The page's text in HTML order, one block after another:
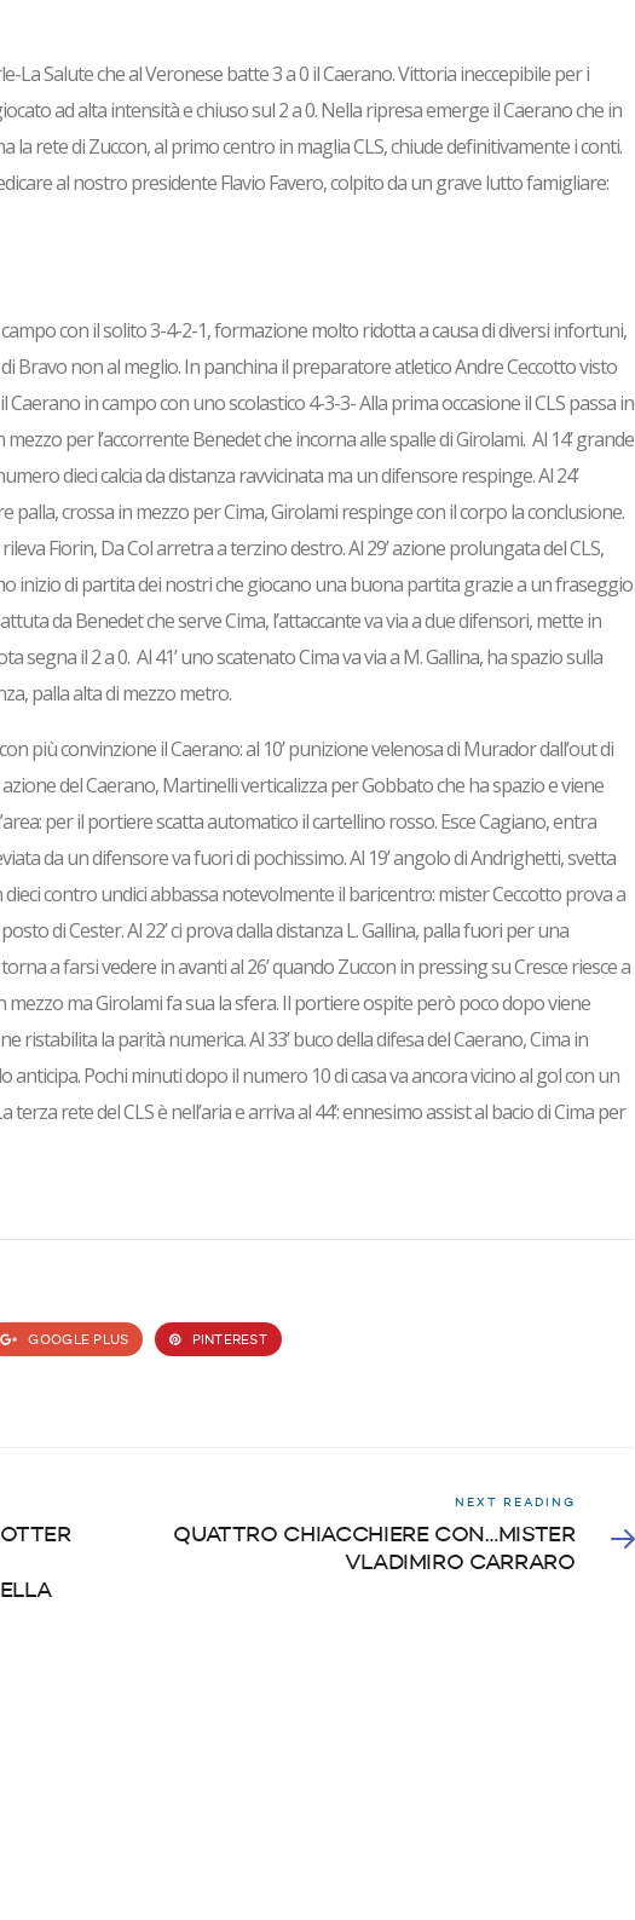
La Salute che al Veronese batte 3 a 0 il Caerano. Vittoria ineccepibile per i
ad alta intensità e chiuso sul 2 a 0. Nella ripresa emerge il Caerano che in
rete di Zuccon, al primo centro in maglia CLS, chiude definitivamente i conti.
al nostro presidente Flavio Favero, colpito da un grave lutto famigliare:
con il solito 3-4-2-1, formazione molto ridotta a causa di diversi infortuni,
Bravo non al meglio. In panchina il preparatore atletico Andre Ceccotto visto
in campo con uno scolastico 4-3-3- Alla prima occasione il CLS passa in
per l’accorrente Benedet che incorna alle spalle di Girolami. Al 14’ grande
dieci calcia da distanza ravvicinata ma un difensore respinge. Al 24’
crossa in mezzo per Cima, Girolami respinge con il corpo la conclusione.
Fiorin, Da Col arretra a terzino destro. Al 29’ azione prolungata del CLS,
inizio di partita dei nostri che giocano una buona partita grazie a un fraseggio
da Benedet che serve Cima, l’attaccante va via a due difensori, mette in
segna il 2 a 0. Al 41’ uno scatenato Cima va via a M. Gallina, ha spazio sulla
palla alta di mezzo metro.
più convinzione il Caerano: al 10’ punizione velenosa di Murador dall’out di
del Caerano, Martinelli verticalizza per Gobbato che ha spazio e viene
per il portiere scatta automatico il cartellino rosso. Esce Cagiano, entra
da un difensore va fuori di pochissimo. Al 19’ angolo di Andrighetti, svetta
contro undici abbassa notevolmente il baricentro: mister Ceccotto prova a
di Cester. Al 22’ ci prova dalla distanza L. Gallina, palla fuori per una
a farsi vedere in avanti al 26’ quando Zuccon in pressing su Cresce riesce a
ma Girolami fa sua la sfera. Il portiere ospite però poco dopo viene
ristabilita la parità numerica. Al 33’ buco della difesa del Caerano, Cima in
anticipa. Pochi minuti dopo il numero 10 di casa va ancora vicino al gol con un
rete del CLS è nell’aria e arriva al 44’: ennesimo assist al bacio di Cima per
GOOGLE PLUS PINTEREST
NEXT READING
QUATTRO CHIACCHIERE CON…MISTER
VLADIMIRO CARRARO